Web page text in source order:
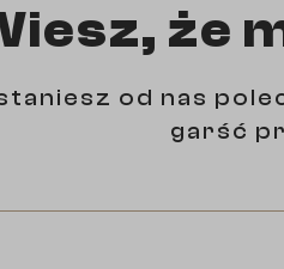
że
od nas
garść